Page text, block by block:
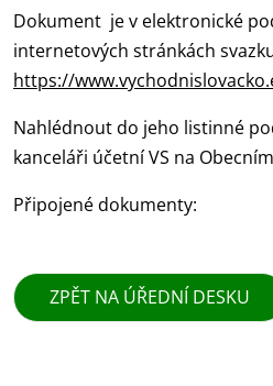
Dokument je v elektronické
internetových stránkách
https://
Nahlédnout do jeho listinné
kanceláři účetní VS na
Připojené dokumenty:
ZPĚT NA ÚŘEDNÍ DESKU